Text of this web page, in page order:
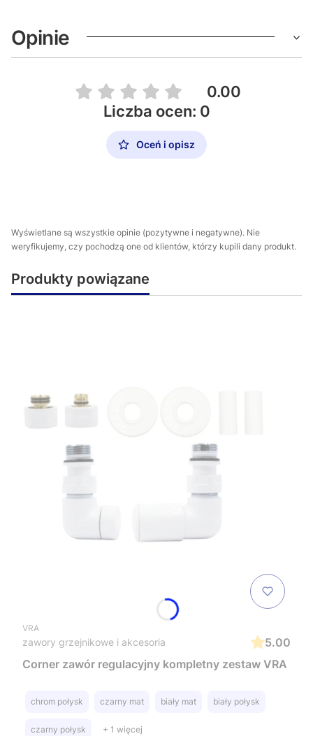
Opinie
0.00
Liczba ocen: 0
Oceń i opisz
Wyświetlane są wszystkie opinie (pozytywne i negatywne). Nie
weryfikujemy, czy pochodzą one od klientów, którzy kupili dany produkt.
Produkty powiązane
VRA
zawory grzejnikowe i akcesoria
5.00
Corner zawór regulacyjny kompletny zestaw VRA
chrom połysk czarny mat biały mat biały połysk
czarny połysk + 1 więcej